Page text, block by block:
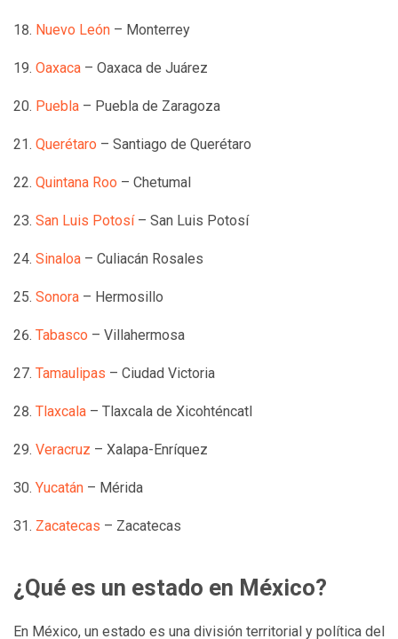
Nuevo León – Monterrey
Oaxaca – Oaxaca de Juárez
Puebla – Puebla de Zaragoza
Querétaro – Santiago de Querétaro
Quintana Roo – Chetumal
San Luis Potosí– San Luis Potosí
Sinaloa – Culiacán Rosales
Sonora – Hermosillo
Tabasco – Villahermosa
Tamaulipas – Ciudad Victoria
Tlaxcala – Tlaxcala de Xicohténcatl
Veracruz – Xalapa-Enríquez
Yucatán – Mérida
Zacatecas – Zacatecas
¿Qué es un estado en México?
En México, un estado es una división territorial y política del